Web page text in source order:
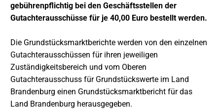
gebührenpflichtig bei den Geschäftsstellen der
Gutachterausschüsse für je 40,00 Euro bestellt werden.
Die Grundstücksmarktberichte werden von den einzelnen
Gutachterausschüssen für ihren jeweiligen
Zuständigkeitsbereich und vom Oberen
Gutachterausschuss für Grundstückswerte im Land
Brandenburg einen Grundstücksmarktbericht für das
Land Brandenburg herausgegeben.